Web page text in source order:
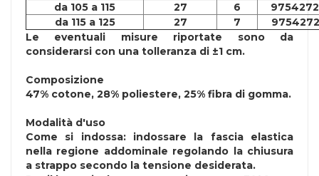
da 105 a 115
27 6
da 115 a 125
27 7
Le eventuali misure riportate sono da
considerarsi con una tolleranza di ±1 cm.
Composizione
47% cotone, 28% poliestere, 25% fibra di gomma.
Modalità d'uso
Come si indossa: indossare la fascia elastica
nella regione addominale regolando la chiusura
a strappo secondo la tensione desiderata.